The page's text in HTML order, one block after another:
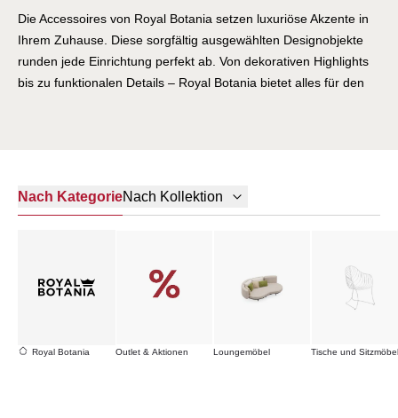
Die Accessoires von Royal Botania setzen luxuriöse Akzente in
Ihrem Zuhause. Diese sorgfältig ausgewählten Designobjekte
runden jede Einrichtung perfekt ab. Von dekorativen Highlights
bis zu funktionalen Details – Royal Botania bietet alles für den
Nach KategorieNach Kollektion
Royal Botania Outlet & Aktionen Loungemöbel Tische und Sitzmöbel